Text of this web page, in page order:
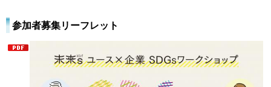
参加者募集リーフレット